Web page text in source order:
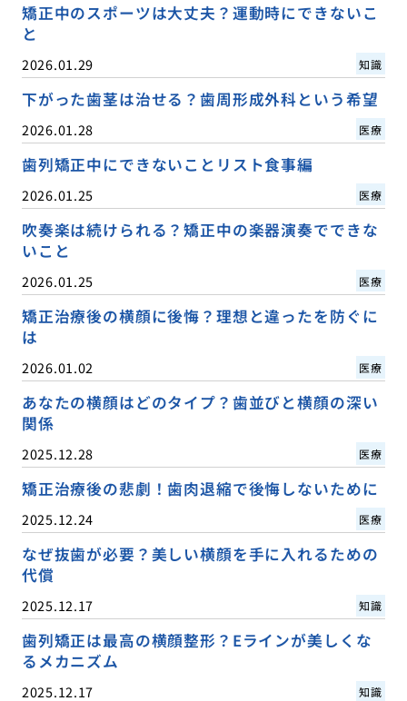
矯正中のスポーツは大丈夫？運動時にできないこ
と
2026.01.29 知識
下がった歯茎は治せる？歯周形成外科という希望
2026.01.28 医療
歯列矯正中にできないことリスト食事編
2026.01.25 医療
吹奏楽は続けられる？矯正中の楽器演奏でできな
いこと
2026.01.25 医療
矯正治療後の横顔に後悔？理想と違ったを防ぐに
は
2026.01.02 医療
あなたの横顔はどのタイプ？歯並びと横顔の深い
関係
2025.12.28 医療
矯正治療後の悲劇！歯肉退縮で後悔しないために
2025.12.24 医療
なぜ抜歯が必要？美しい横顔を手に入れるための
代償
2025.12.17 知識
歯列矯正は最高の横顔整形？Eラインが美しくな
るメカニズム
2025.12.17 知識